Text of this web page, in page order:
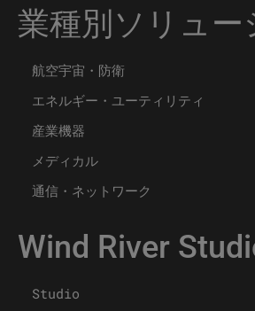
業種別ソリュー
航空宇宙・防衛
エネルギー・ユーティリティ
産業機器
メディカル
通信・ネットワーク
Wind River
Studio